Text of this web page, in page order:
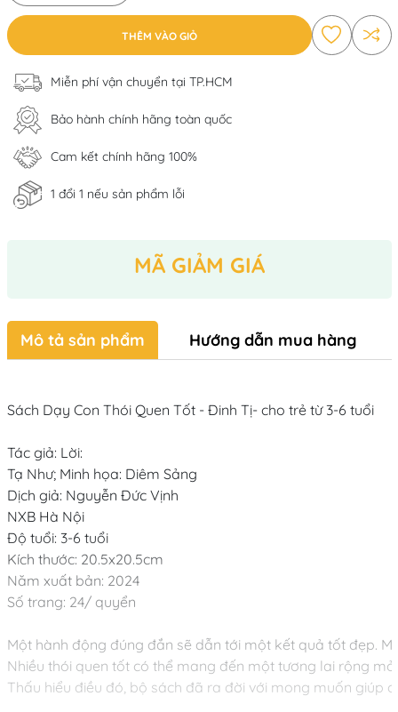
THÊM VÀO GIỎ
Miễn phí vận chuyển tại TP.HCM
Bảo hành chính hãng toàn quốc
Cam kết chính hãng 100%
1 đổi 1 nếu sản phẩm lỗi
MÃ GIẢM GIÁ
Mô tả sản phẩm Hướng dẫn mua hàng
Sách Dạy Con Thói Quen Tốt - Đinh Tị- cho trẻ từ 3-6 tuổi
Tác giả: Lời:
Tạ Như; Minh họa: Diêm Sảng
Dịch giả: Nguyễn Đức Vịnh
NXB Hà Nội
Độ tuổi: 3-6 tuổi
Kích thước: 20.5x20.5cm
Năm xuất bản: 2024
Số trang: 24/ quyển
Một hành động đúng đắn sẽ dẫn tới một kết quả tốt đẹp.
Nhiều thói quen tốt có thể mang đến một tương lai rộng mở.
Thấu hiểu điều đó, bộ sách đã ra đời với mong muốn giúp